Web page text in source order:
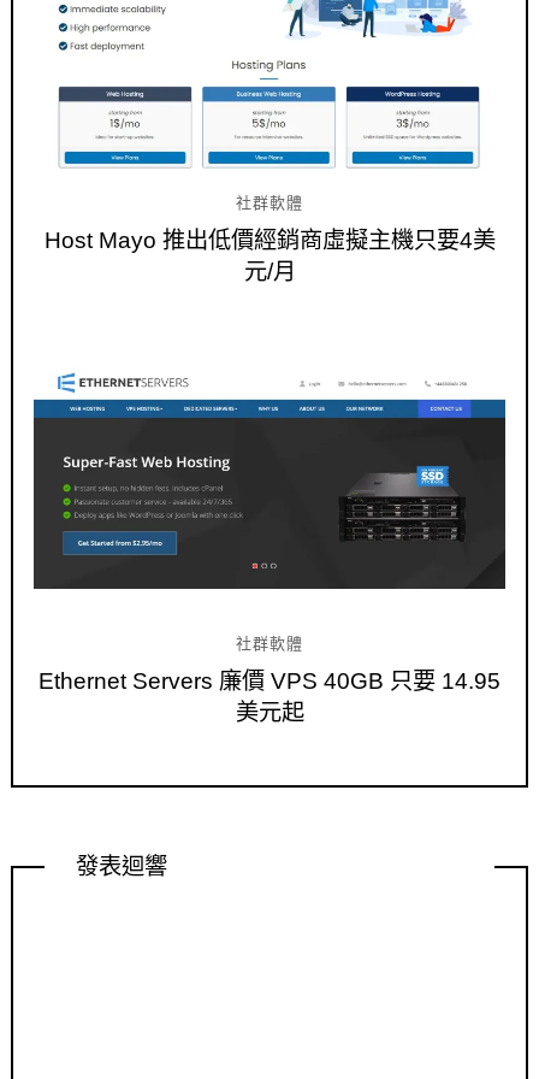
社群軟體
Host Mayo 推出低價經銷商虛擬主機只要4美
元/月
社群軟體
Ethernet Servers 廉價 VPS 40GB 只要 14.95
美元起
發表迴響